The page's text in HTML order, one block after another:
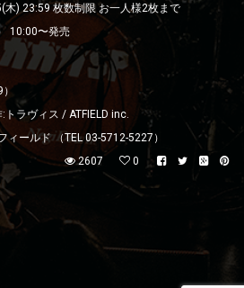
) 23:59 枚数制限 お一人様2枚まで
10:00〜発売
）
トラヴィス / ATFIELD inc.
ィールド （TEL 03-5712-5227）
2607 0